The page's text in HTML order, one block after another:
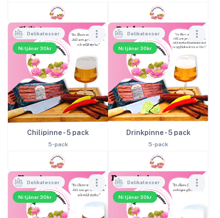
Ni tjänar 30kr
Delikatesser
Chilipinne - 5 pack
5-pack
Ni tjänar 30kr
Delikatesser
Drinkpinne - 5 pack
5-pack
Ni tjänar 30kr
Delikatesser
Ni tjänar 30kr
Delikatesser